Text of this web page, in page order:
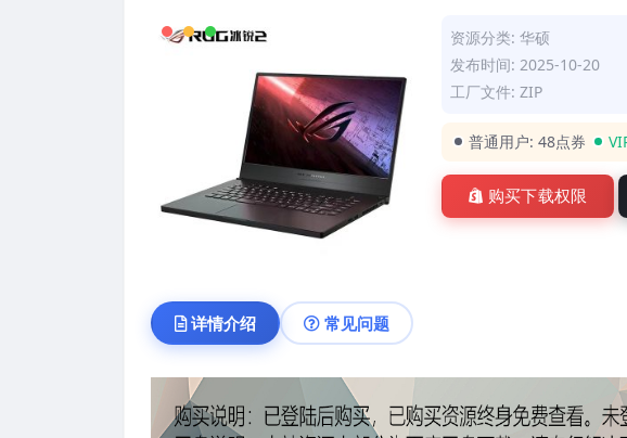
资源分类:华硕
发布时间: 2025-10-20
工厂文件: ZIP
普通用户:48点券
购买下载权限
详情介绍 常见问题